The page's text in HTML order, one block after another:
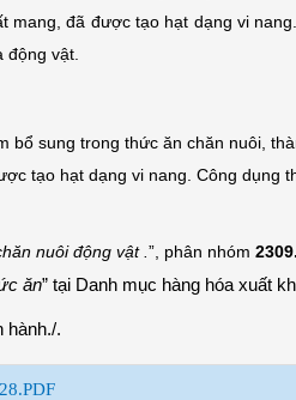
mang, đã được tạo hạt dạng vi
vật.
bổ sung trong thức ăn chăn nuôi,
tạo hạt dạng vi nang. Công dụng
nuôi động vật . ”, phân nhóm
ăn” tại Danh mục hàng hóa xuất
hành./.